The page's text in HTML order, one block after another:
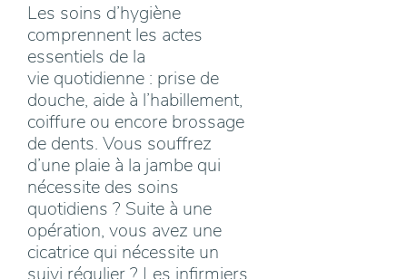
Les soins d’hygiène
comprennent les actes
essentiels de la
vie quotidienne : prise de
douche, aide à l’habillement,
coiffure ou encore brossage
de dents. Vous souffrez
d’une plaie à la jambe qui
nécessite des soins
quotidiens ? Suite à une
opération, vous avez une
cicatrice qui nécessite un
suivi régulier ? Les infirmiers